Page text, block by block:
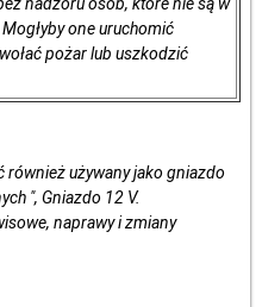
one uruchomić
pożar lub uszkodzić
również używany jako gniazdo
", Gniazdo 12 V.
naprawy i zmiany